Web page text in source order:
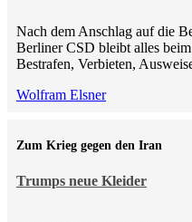
Nach dem Anschlag auf die
Berliner CSD bleibt alles
Bestrafen, Verbieten,
Wolfram Elsner
Trumps neue Kleider
Zum Krieg gegen den Iran